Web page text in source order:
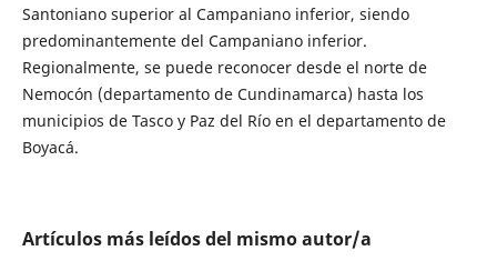
Santoniano superior al Campaniano inferior, siendo
predominantemente del Campaniano inferior.
Regionalmente, se puede reconocer desde el norte de
Nemocón (departamento de Cundinamarca) hasta los
municipios de Tasco y Paz del Río en el departamento de
Boyacá.
Artículos más leídos del mismo autor/a